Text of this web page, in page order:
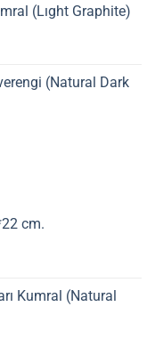
(Lıght Graphite)
(Natural Dark
cm.
Kumral (Natural